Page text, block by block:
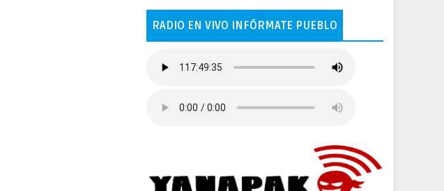
RADIO EN VIVO INFÓRMATE PUEBLO